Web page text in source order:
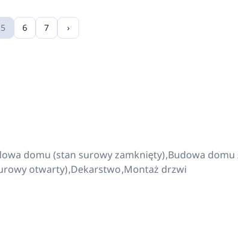
5 6 7 ›
domu (stan surowy zamknięty)Budowa
otwarty)DekarstwoMontaż drzwi